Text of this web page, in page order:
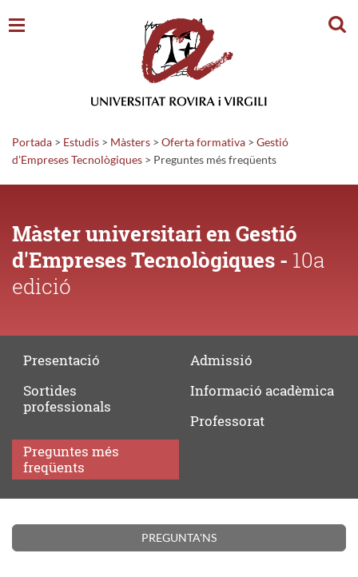
Portada > Estudis > Màsters > Oferta formativa > Gestió
d'Empreses Tecnològiques > Preguntes més freqüents
Màster universitari en Gestió
d'Empreses Tecnològiques - 10a
edició
Presentació
Admissió
Sortides
professionals
Informació acadèmica
Professorat
Preguntesmés
freqüents
Preguntes
PREGUNTA'NS